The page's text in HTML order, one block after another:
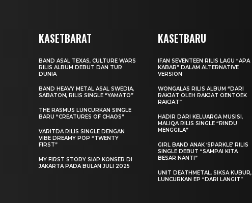
KASETBARAT
BAND ASAL TEXAS, CULTURE WARS
RILIS ALBUM DEBUT DAN TUR
DUNIA
BAND HEAVY METAL ASAL SWEDIA,
SABATON, RILIS SINGLE “YAMATO”
THE RASMUS LUNCURKAN SINGLE
BARU “CREATURES OF CHAOS”
VARITDA RILIS SINGLE DENGAN
VIBE DREAMY POP “TWENTY
FIRST”
MY FIRST STORY SIAP KONSER DI
JAKARTA PADA BULAN JULI 2025
KASETBARU
IFAN SEVENTEEN RILIS LAGU “APA
KABAR” DALAM ALTERNATIVE
VERSION
WONGALAS RILIS ALBUM “DARI
RAKJAT OLEH RAKJAT OENTOEK
RAKJAT”
HADIR DARI KELUARGA MUSISI,
MALIQA RILIS SINGLE “RINDU
MENGGILA”
GIRL BAND ANAK ‘SPARKLE’ RILIS
SINGLE DEBUT “SAMPAI KITA
BESAR NANTI”
UNIT DEATHMETAL, SIKSA KUBUR,
LUNCURKAN EP “DARI LANGIT”